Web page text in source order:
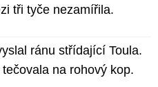
tři tyče nezamířila.
ránu střídající Toula.
na rohový kop.